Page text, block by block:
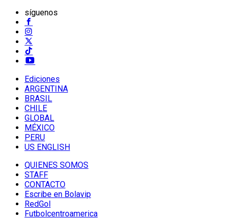
síguenos
Ediciones
ARGENTINA
BRASIL
CHILE
GLOBAL
MÉXICO
PERU
US ENGLISH
QUIENES SOMOS
STAFF
CONTACTO
Escribe en Bolavip
RedGol
Futbolcentroamerica